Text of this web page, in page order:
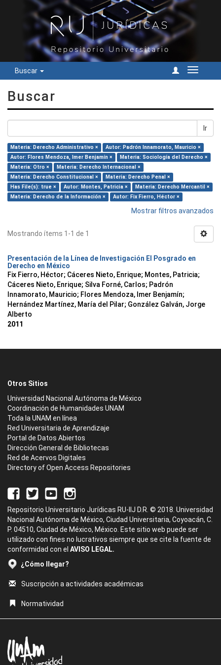
Buscar
Cambiar
Buscar
Ir
Materia: Derecho Administrativo ×
Autor: Padrón Innamorato, Mauricio ×
Autor: Flores Mendoza, Imer Benjamín ×
Materia: Sociología del Derecho ×
Materia: Otro ×
Materia: Derecho Internacional ×
Materia: Derecho Constitucional ×
Materia: Derecho Penal ×
Has File(s): true ×
Autor: Montes, Patricia ×
Materia: Derecho Mercantil ×
Materia: Derecho de la Información ×
Autor: Fix Fierro, Héctor ×
Mostrar filtros avanzados
Mostrando ítems 1-1 de 1
Presentación de la Línea de Investigación El Posgrado en
Derecho en México
Fix Fierro, Héctor; Cáceres Nieto, Enrique; Montes, Patricia;
Cáceres Nieto, Enrique; Silva Forné, Carlos; Padrón
Innamorato, Mauricio; Flores Mendoza, Imer Benjamín;
Hernández Martínez, María del Pilar; González Galván, Jorge
Alberto
2011
Otros Sitios
Universidad Nacional Autónoma de México
Coordinación de Humanidades UNAM
Toda la UNAM en línea
Red Universitaria de Aprendizaje
Portal de Datos Abiertos
Dirección General de Bibliotecas
Red de Acervos Digitales
Directory of Open Access Repositories
Repositorio Universitario Jurídicas RU-IIJ D.R. © 2018. Universidad
Nacional Autónoma de México, Ciudad Universitaria, Coyoacán, C.
P. 04510, Ciudad de México, México. Este sitio web puede ser
utilizado con fines no lucrativos siempre que se cite la fuente de
conformidad con el AVISO LEGAL.
¿Cómo llegar?
Suscripción a actividades académicas
Normatividad